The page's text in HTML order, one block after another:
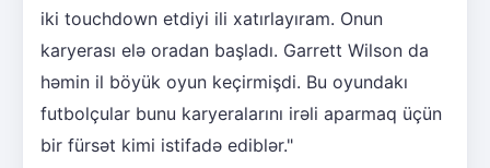
iki touchdown etdiyi ili xatırlayıram. Onun
karyerası elə oradan başladı. Garrett Wilson da
həmin il böyük oyun keçirmişdi. Bu oyundakı
futbolçular bunu karyeralarını irəli aparmaq üçün
bir fürsət kimi istifadə ediblər."